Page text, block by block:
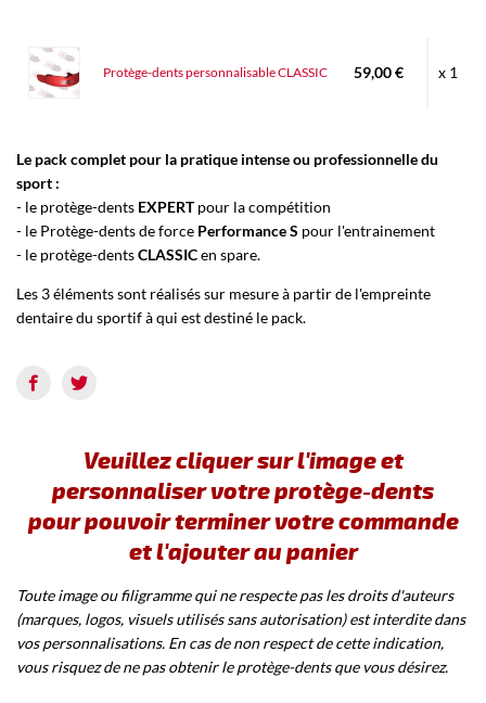
Protège-dents personnalisable CLASSIC 59,00 € x 1
Le pack complet pour la pratique intense ou professionnelle du
sport :
- le protège-dents EXPERTpour la compétition
- le Protège-dents de force Performance S pour l'entrainement
- le protège-dentsCLASSICen spare.
Les 3 éléments sont réalisés sur mesure à partir de l'empreinte
dentaire du sportif à qui est destiné le pack.
Veuillez cliquer sur l'image et
personnaliser votre protège-dents
pour pouvoir terminer votre commande
et l'ajouter au panier
Toute image ou filigramme qui ne respecte pas les droits d'auteurs
(marques, logos, visuels utilisés sans autorisation) est interdite dans
vos personnalisations. En cas de non respect de cette indication,
vous risquez de ne pas obtenir le protège-dents que vous désirez.